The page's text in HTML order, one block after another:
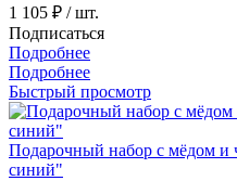
1 105 ₽ / шт.
Подписаться
Подробнее
Подробнее
Быстрый просмотр
Подарочный набор с мёдом и
синий"